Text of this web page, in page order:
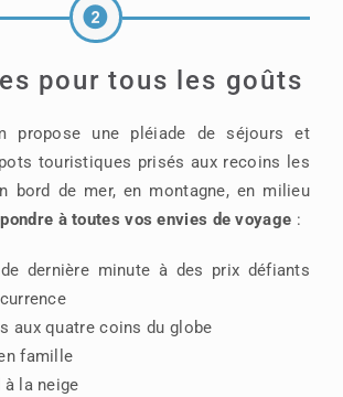
pour tous les goûts
propose une pléiade de séjours et
touristiques prisés aux recoins les
bord de mer, en montagne, en milieu
à toutes vos envies de voyage :
dernière minute à des prix défiants
aux quatre coins du globe
famille
à la neige